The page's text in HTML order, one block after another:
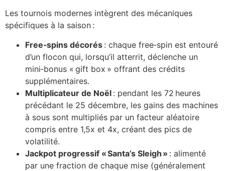
Les tournois modernes intègrent des mécaniques
spécifiques à la saison :
Free‑spins décorés : chaque free‑spin est entouré
d’un flocon qui, lorsqu’il atterrit, déclenche un
mini‑bonus « gift box » offrant des crédits
supplémentaires.
Multiplicateur de Noël : pendant les 72 heures
précédant le 25 décembre, les gains des machines
à sous sont multipliés par un facteur aléatoire
compris entre 1,5x et 4x, créant des pics de
volatilité.
Jackpot progressif « Santa’s Sleigh » : alimenté
par une fraction de chaque mise (généralement